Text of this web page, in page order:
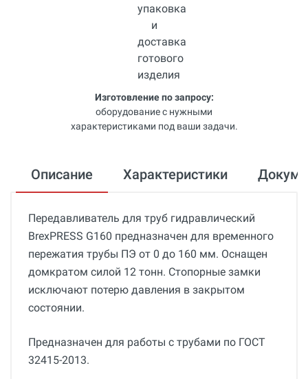
Изготовление по запросу:
оборудование с нужными
характеристиками под ваши задачи.
Описание Характеристики
Передавливатель для труб гидравлический
BrexPRESS G160 предназначен для временного
пережатия трубы ПЭ от 0 до 160 мм. Оснащен
домкратом силой 12 тонн. Стопорные замки
исключают потерю давления в закрытом
состоянии.
Предназначен для работы с трубами по ГОСТ
32415-2013.